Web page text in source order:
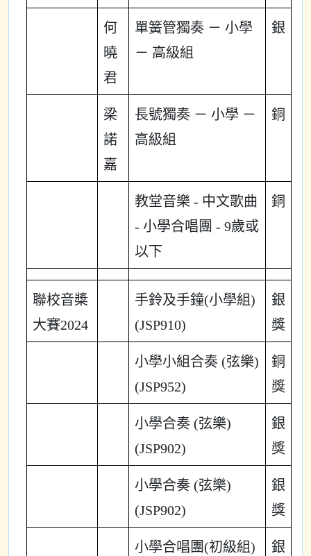
何
曉
君
單簧管獨奏 － 小學
－ 高級組
銀
梁
諾
嘉
長號獨奏 － 小學 －
高級組
銅
教堂音樂 - 中文歌曲
- 小學合唱團 - 9歲或
以下
銅
聯校音槳
大賽2024
手鈴及手鐘(小學組)
(JSP910)
銀
獎
小學小組合奏 (弦樂)
(JSP952)
銅
獎
小學合奏 (弦樂)
(JSP902)
銀
獎
小學合奏 (弦樂)
(JSP902)
銀
獎
小學合唱團(初級組)
銀